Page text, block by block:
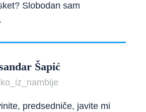
Slobodan sam
Šapić
predsedniče, javite mi